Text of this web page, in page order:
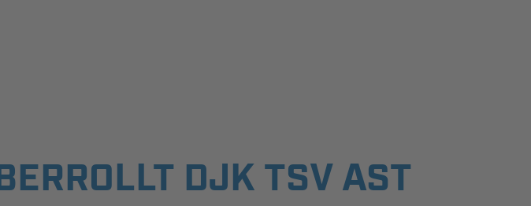
DJK TSV AST